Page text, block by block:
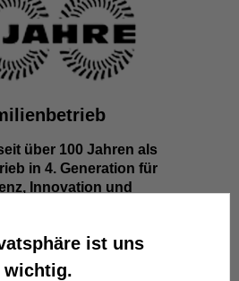
über 100 Jahren als
in 4. Generation für
Innovation und
ist uns
wichtig.